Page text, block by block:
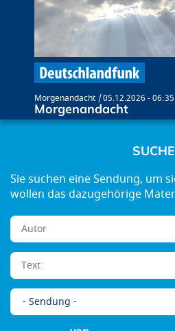
Morgenandacht 05.12.2026 - 06:35
Morgenandacht
SUCHE